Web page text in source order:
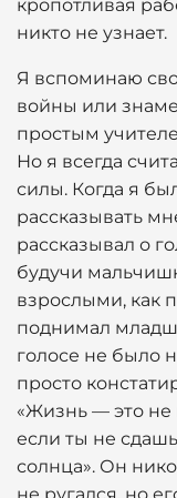
кропотливая
никто не узнает.
Я вспоминаю
войны или
простым
Но я всегда
силы. Когда я
рассказывать
рассказывал о
будучи
взрослыми, как
поднимал
голосе не было
просто
«Жизнь — это не
если ты не
солнца». Он